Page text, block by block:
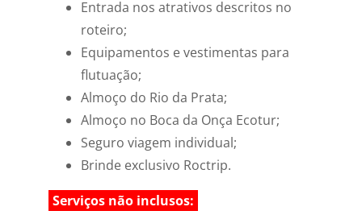
Entrada nos atrativos descritos no
roteiro;
Equipamentos e vestimentas para
flutuação;
Almoço do Rio da Prata;
Almoço no Boca da Onça Ecotur;
Seguro viagem individual;
Brinde exclusivo Roctrip.
Serviços não inclusos: